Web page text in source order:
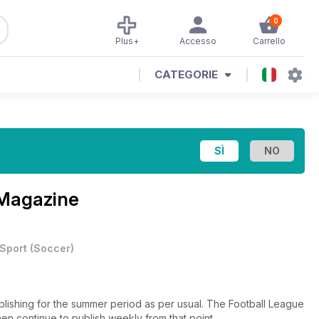
0
Carrello
Accesso
Plus+
CATEGORIE
Sport (Soccer)
for the summer period as per usual. The Football League